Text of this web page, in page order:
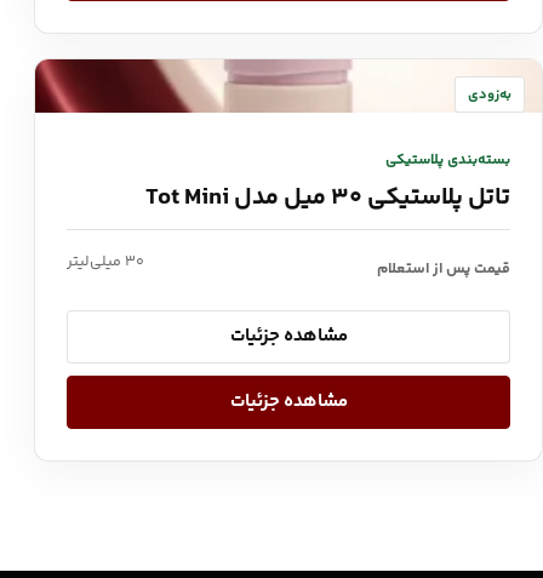
به‌زودی
بسته‌بندی پلاستیکی
تاتل پلاستیکی ۳۰ میل مدل Tot Mini
قیمت پس از استعلام ۳۰ میلی‌لیتر
مشاهده جزئیات
مشاهده جزئیات